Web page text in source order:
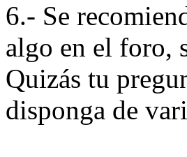
6.- Se
algo en el foro,
Quizás tu
disponga de